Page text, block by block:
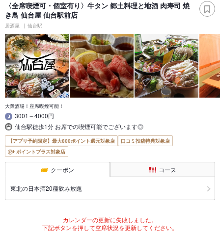
〈全席喫煙可・個室有り〉牛タン 郷土料理と地酒 肉寿司 焼
き鳥 仙台屋 仙台駅前店
居酒屋 仙台駅
大衆酒場！座席喫煙可能！
3001～4000円
仙台駅徒歩1分 お席での喫煙可能でございます◎
【アプリ予約限定】最大800ポイント還元対象店
口コミ投稿特典対象店
ポイントプラス対象店
クーポン コース
東北の日本酒20種飲み放題
カレンダーの更新に失敗しました。
下記ボタンを押して空席状況を更新してください。